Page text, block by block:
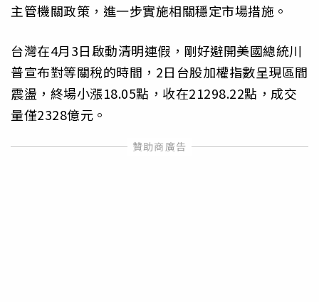
主管機關政策，進一步實施相關穩定市場措施。
台灣在4月3日啟動清明連假，剛好避開美國總統川
普宣布對等關稅的時間，2日台股加權指數呈現區間
震盪，終場小漲18.05點，收在21298.22點，成交
量僅2328億元。